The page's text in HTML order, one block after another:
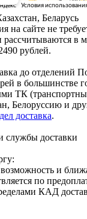
Беларусь
на сайте не
в
рублей.
до отделений
в большинстве
ТК
Белоруссию и
доставка.
возможность и
по
КАД